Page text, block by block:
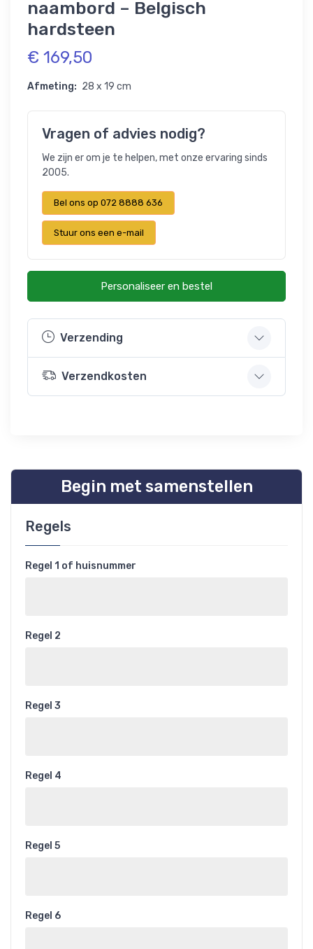
naambord – Belgisch
hardsteen
€ 169,50
Afmeting: 28 x 19 cm
Vragen of advies nodig?
We zijn er om je te helpen, met onze ervaring sinds
2005.
Bel ons op 072 8888 636
Stuur ons een e-mail
Personaliseer en bestel
Verzending
Verzendkosten
Begin met samenstellen
Regels
Regel 1 of huisnummer
Regel 2
Regel 3
Regel 4
Regel 5
Regel 6